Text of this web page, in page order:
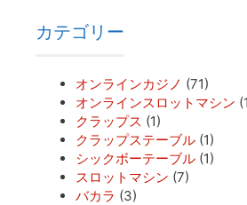
カテゴリー
オンラインカジノ (71)
オンラインスロットマシン
クラップス (1)
クラップステーブル (1)
シックボーテーブル (1)
スロットマシン (7)
バカラ (3)